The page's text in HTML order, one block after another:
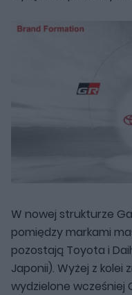
W nowej strukturze
pomiędzy markami
pozostają Toyota i
Japonii). Wyżej z kolei
wydzielone wcześniej